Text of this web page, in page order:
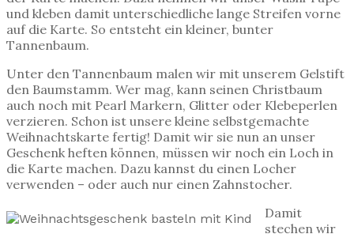
und kleben damit unterschiedliche lange Streifen vorne
auf die Karte. So entsteht ein kleiner, bunter
Tannenbaum.
Unter den Tannenbaum malen wir mit unserem Gelstift
den Baumstamm. Wer mag, kann seinen Christbaum
auch noch mit Pearl Markern, Glitter oder Klebeperlen
verzieren. Schon ist unsere kleine selbstgemachte
Weihnachtskarte fertig! Damit wir sie nun an unser
Geschenk heften können, müssen wir noch ein Loch in
die Karte machen. Dazu kannst du einen Locher
verwenden – oder auch nur einen Zahnstocher.
Damit
stechen wir